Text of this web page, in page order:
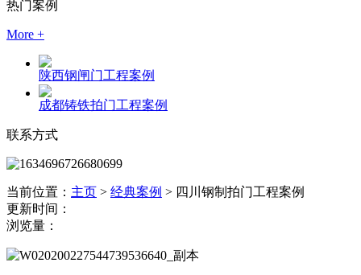
热门案例
More +
陕西钢闸门工程案例
成都铸铁拍门工程案例
联系方式
当前位置： 主页 > 经典案例 > 四川钢制拍门工程案例
更新时间：
浏览量：